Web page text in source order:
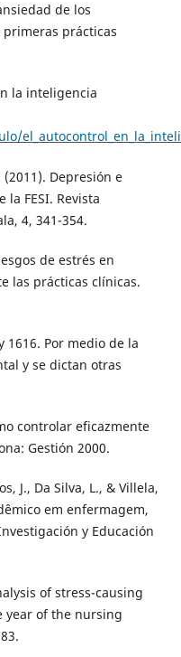
de los
prácticas
la inteligencia
Depresión e
FESI. Revista
4, 341-354.
de estrés en
las prácticas clínicas.
1616. Por medio de la
y se dictan otras
controlar eficazmente
Gestión 2000.
J., Da Silva, L., & Villela,
em enfermagem,
y Educación
of stress-causing
of the nursing